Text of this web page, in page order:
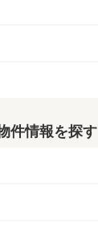
件情報を探す